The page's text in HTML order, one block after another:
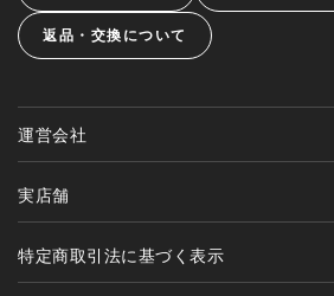
返品・交換について
運営会社
実店舗
特定商取引法に基づく表示